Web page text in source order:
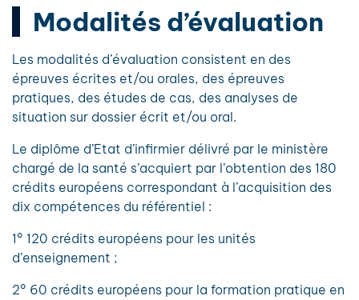
Modalités d’évaluation
Les modalités d’évaluation consistent en des
épreuves écrites et/ou orales, des épreuves
pratiques, des études de cas, des analyses de
situation sur dossier écrit et/ou oral.
Le diplôme d’Etat d’infirmier délivré par le ministère
chargé de la santé s’acquiert par l’obtention des 180
crédits européens correspondant à l’acquisition des
dix compétences du référentiel :
1° 120 crédits européens pour les unités
d’enseignement ;
2° 60 crédits européens pour la formation pratique en